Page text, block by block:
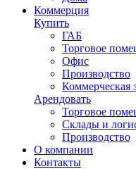
Коммерция
Купить
ГАБ
Торговое
Офис
Производство
Коммерческая
Арендовать
Торговое
Склады и
Производство
О компании
Контакты